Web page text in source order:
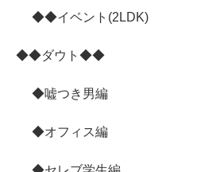
◆◆イベント(2LDK)
◆◆ダウト◆◆
◆嘘つき男編
◆オフィス編